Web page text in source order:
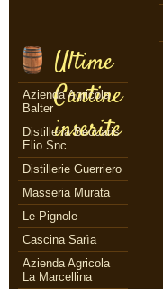
Ultime
Cantine
inserite
Azienda Agricola
Balter
Distilleria Beccaris
Elio Snc
Distillerie Guerriero
Masseria Murata
Le Pignole
Cascina Sarìa
Azienda Agricola
La Marcellina